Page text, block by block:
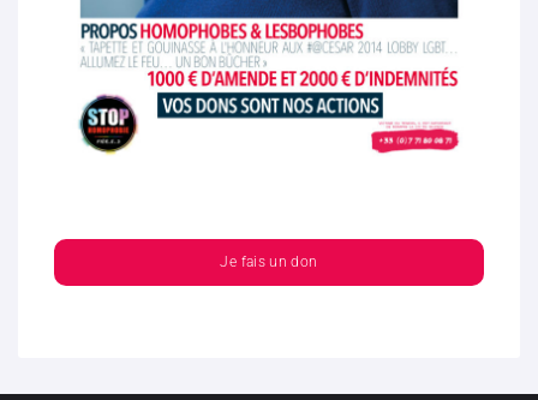
Je fais un don